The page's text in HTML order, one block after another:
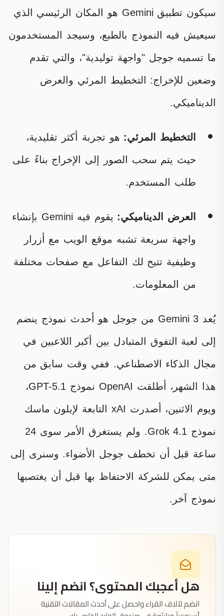
سيكون تطبيق Gemini هو المكان الرئيسي الذي
سيعيش فيه النموذج بالطبع، وسيجد المستخدمون
ما تسميه جوجل "واجهة توليدية"، والتي تقدم
وضعين للإخراج: التخطيط المرئي والعرض
الديناميكي.
التخطيط المرئي: هو تجربة أكثر تقليدية،
حيث يتم سحب الصور إلى الإخراج بناءً على
طلب المستخدم.
العرض الديناميكي: يقوم فيه Gemini بإنشاء
واجهة سريعة تشبه موقع الويب مع أزرار
وظيفية تتيح لك التفاعل مع صفحات مختلفة
من المعلومات.
يُعد Gemini 3 من جوجل هو أحدث نموذج ينضم
إلى لعبة التفوق المتبادل بين أكبر اللاعبين في
مجال الذكاء الاصطناعي. ففي وقت سابق من
هذا الشهر، أطلقت OpenAI نموذج GPT-5.1،
ويوم الاثنين، أصدرت xAI التابعة لإيلون ماسك
نموذج Grok 4.1. ولم يستغرق الأمر سوى 24
ساعة قبل أن تخطف جوجل الأضواء. وسنرى إلى
متى يمكن للشركة الاحتفاظ بها قبل أن يغتصبها
نموذج آخر.
هل أعجبك المحتوى؟ انضم إلينا
انضم لآلاف القراء واحصل على أحدث المقالات التقنية